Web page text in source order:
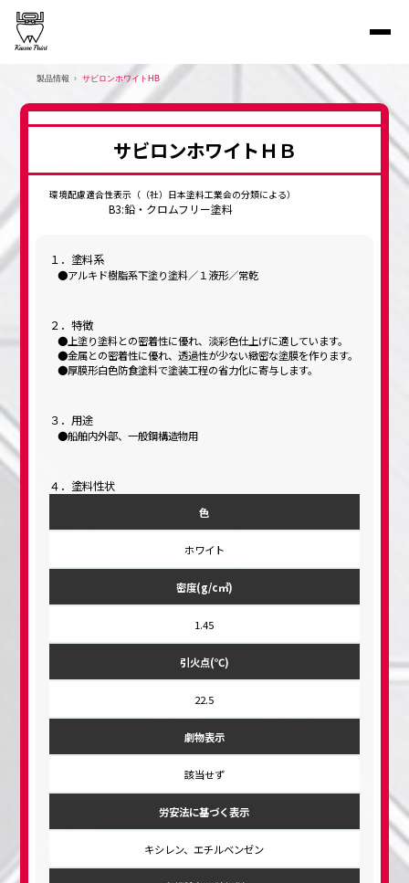
製品情報 サビロンホワイトHB
サビロンホワイトＨＢ
環境配慮適合性表示（（社）日本塗料工業会の分類による）
B3:鉛・クロムフリー塗料
１．塗料系
アルキド樹脂系下塗り塗料／１液形／常乾
２．特徴
上塗り塗料との密着性に優れ、淡彩色仕上げに適しています。
金属との密着性に優れ、透過性が少ない緻密な塗膜を作ります。
厚膜形白色防食塗料で塗装工程の省力化に寄与します。
３．用途
船舶内外部、一般鋼構造物用
４．塗料性状
色
ホワイト
密度(g/c㎥)
1.45
引火点(℃)
22.5
劇物表示
該当せず
労安法に基づく表示
キシレン、エチルベンゼン